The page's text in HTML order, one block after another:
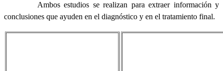
Ambos estudios se realizan para extraer información y
conclusiones que ayuden en el diagnóstico y en el tratamiento final.